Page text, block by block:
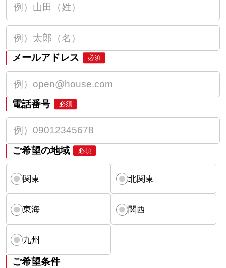
メールアドレス 必須
電話番号 必須
ご希望の地域 必須
関東 北関東
東海 関西
九州
ご希望条件